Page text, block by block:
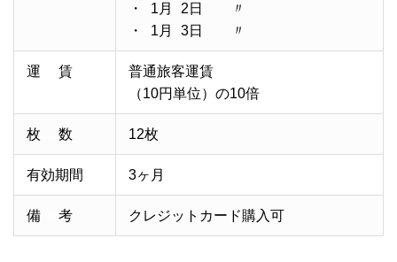
・
1月
2日 〃
・
1月 03日 〃
運 ○○賃
普通旅客運賃
（10円単位）の10倍
枚 ○○数 12枚
有効期間 3ヶ月
備 ○○考 クレジットカード購入可